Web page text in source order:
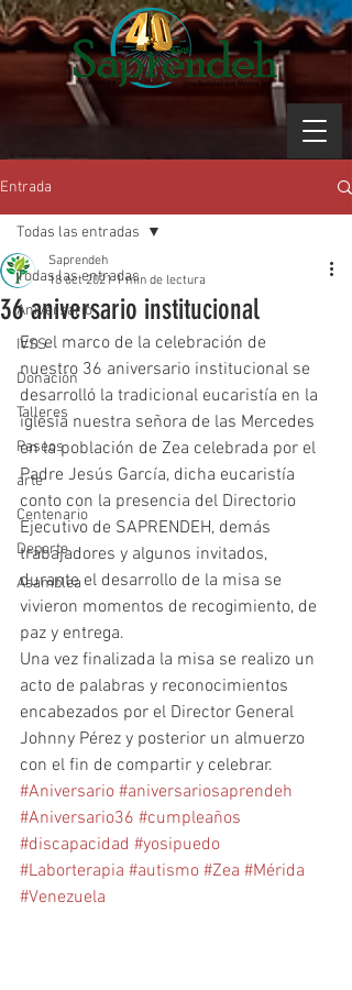
Entrada
Todas las entradas
Aniversario
IVSS
Donación
Talleres
Paseos
arte
Centenario
Deporte
Asamblea
Todas las entradas
36 aniversario institucional
Saprendeh
18 oct 2021 1 min de lectura
En el marco de la celebración de
nuestro 36 aniversario institucional se
desarrolló la tradicional eucaristía en la
iglesia nuestra señora de las Mercedes
en la población de Zea celebrada por el
Padre Jesús García, dicha eucaristía
conto con la presencia del Directorio
Ejecutivo de SAPRENDEH, demás
trabajadores y algunos invitados,
durante el desarrollo de la misa se
vivieron momentos de recogimiento, de
paz y entrega.
Una vez finalizada la misa se realizo un
acto de palabras y reconocimientos
encabezados por el Director General
Johnny Pérez y posterior un almuerzo
con el fin de compartir y celebrar.
#Aniversario #aniversariosaprendeh
#Aniversario36 #cumpleaños
#discapacidad #yosipuedo
#Laborterapia #autismo #Zea #Mérida
#Venezuela